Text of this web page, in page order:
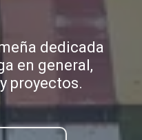
dedicada
en general,
proyectos.